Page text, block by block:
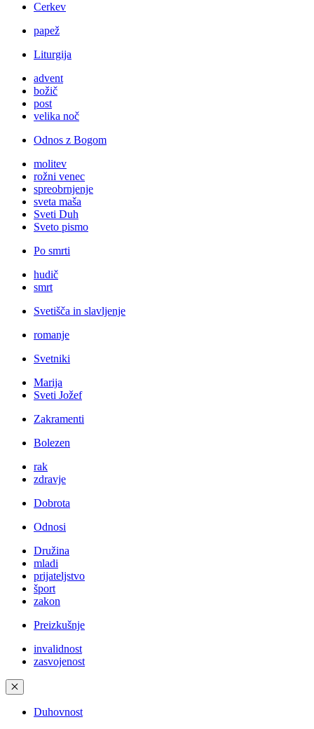
Cerkev
papež
Liturgija
advent
božič
post
velika noč
Odnos z Bogom
molitev
rožni venec
spreobrnjenje
sveta maša
Sveti Duh
Sveto pismo
Po smrti
hudič
smrt
Svetišča in slavljenje
romanje
Svetniki
Marija
Sveti Jožef
Zakramenti
Bolezen
rak
zdravje
Dobrota
Odnosi
Družina
mladi
prijateljstvo
šport
zakon
Preizkušnje
invalidnost
zasvojenost
✕
Duhovnost